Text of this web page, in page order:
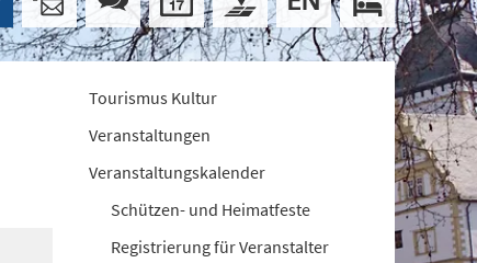
Tourismus Kultur
Veranstaltungen
Veranstaltungskalender
Schützen- und Heimatfeste
Registrierung für Veranstalter